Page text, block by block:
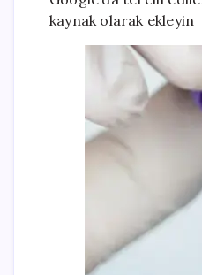
kaynak olarak ekleyin